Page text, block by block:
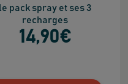
le pack spray et ses 3
recharges
14,90€